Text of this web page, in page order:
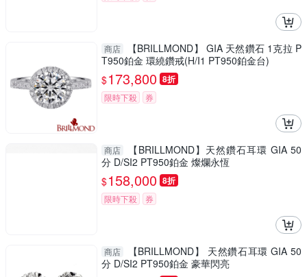
商店
【BRILLMOND】 GIA 天然鑽石 1克拉 P
T950鉑金 環繞鑽戒(H/I1 PT950鉑金台)
$173,800 8折
限時下殺 券
商店
【BRILLMOND】天然鑽石耳環 GIA 50
分 D/SI2 PT950鉑金 燦爛永恆
$158,000 8折
限時下殺 券
商店
【BRILLMOND】 天然鑽石耳環 GIA 50
分 D/SI2 PT950鉑金 豪華閃亮